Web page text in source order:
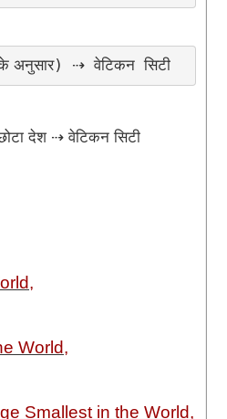
अनुसार) ⇢ वेटिकन सिटी
देश ⇢वेटिकन सिटी
World,
Smallest in the World,